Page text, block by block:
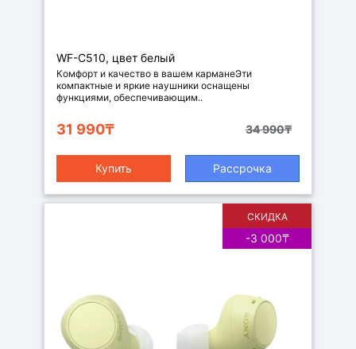
Наушники
WF-C510, цвет белый
Комфорт и качество в вашем карманеЭти
компактные и яркие наушники оснащены
функциями, обеспечивающим..
34 990₸
31 990₸
Купить Рассрочка
СКИДКА
-3 000₸